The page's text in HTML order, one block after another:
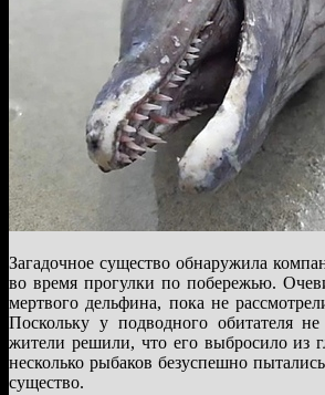
Загадочное существо обнаружила
во время прогулки по побережью.
мертвого дельфина, пока не
Поскольку у подводного обитателя
жители решили, что его выбросило из
несколько рыбаков безуспешно
существо.